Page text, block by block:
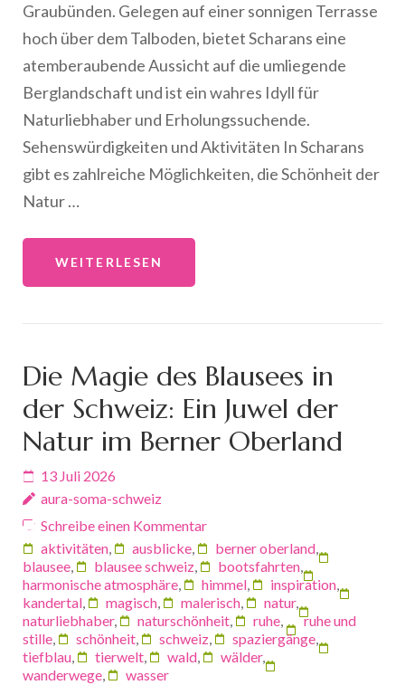
Graubünden. Gelegen auf einer sonnigen Terrasse
hoch über dem Talboden, bietet Scharans eine
atemberaubende Aussicht auf die umliegende
Berglandschaft und ist ein wahres Idyll für
Naturliebhaber und Erholungssuchende.
Sehenswürdigkeiten und Aktivitäten In Scharans
gibt es zahlreiche Möglichkeiten, die Schönheit der
Natur …
WEITERLESEN
Die Magie des Blausees in
der Schweiz: Ein Juwel der
Natur im Berner Oberland
13 Juli 2026
aura-soma-schweiz
Schreibe einen Kommentar
aktivitäten, ausblicke, berner oberland,
blausee, blausee schweiz, bootsfahrten,
harmonische atmosphäre, himmel, inspiration,
kandertal, magisch, malerisch, natur,
naturliebhaber, naturschönheit, ruhe,
ruhe und
stille, schönheit, schweiz, spaziergänge,
tiefblau, tierwelt, wald, wälder,
wanderwege, wasser